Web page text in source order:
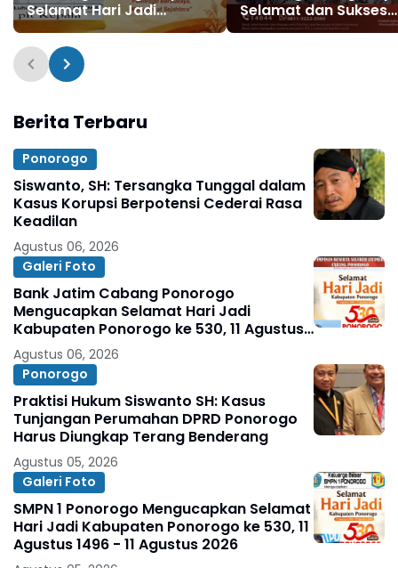
Selamat Hari Jadi
Kabupaten Ponorogo ke
530, 11 Agustus 1496 - 11
Agustus 2026
Selamat dan Sukses
Grebeg Suro, Festival
Berita Terbaru
Ponorogo
Siswanto, SH: Tersangka Tunggal dalam
Kasus Korupsi Berpotensi Cederai Rasa
Keadilan
Agustus 06, 2026
Galeri Foto
Bank Jatim Cabang Ponorogo
Mengucapkan Selamat Hari Jadi
Kabupaten Ponorogo ke 530, 11 Agustus
1496 - 11 Agustus 2026
Agustus 06, 2026
Ponorogo
Praktisi Hukum Siswanto SH: Kasus
Tunjangan Perumahan DPRD Ponorogo
Harus Diungkap Terang Benderang
Agustus 05, 2026
Galeri Foto
SMPN 1 Ponorogo Mengucapkan Selamat
Hari Jadi Kabupaten Ponorogo ke 530, 11
Agustus 1496 - 11 Agustus 2026